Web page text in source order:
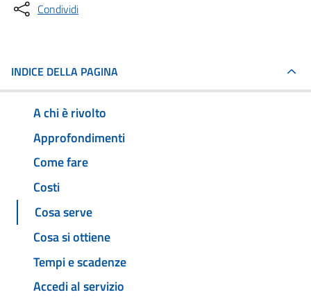
Condividi
INDICE DELLA PAGINA
A chi è rivolto
Approfondimenti
Come fare
Costi
Cosa serve
Cosa si ottiene
Tempi e scadenze
Accedi al servizio